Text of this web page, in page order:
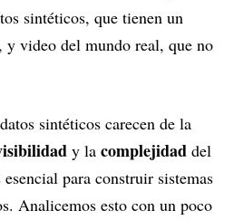
sintéticos, que tienen un
y video del mundo real, que no
sintéticos carecen de la
y la complejidad del
para construir sistemas
Analicemos esto con un poco